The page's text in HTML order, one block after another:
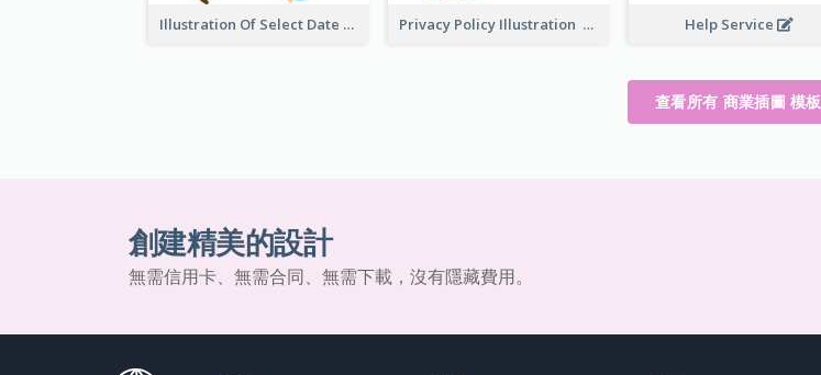
Illustration Of Select Date & Time Privacy Policy Illustration Help Service
查看所有 商業插圖 模板
創建精美的設計
無需信用卡、無需合同、無需下載，沒有隱藏費用。